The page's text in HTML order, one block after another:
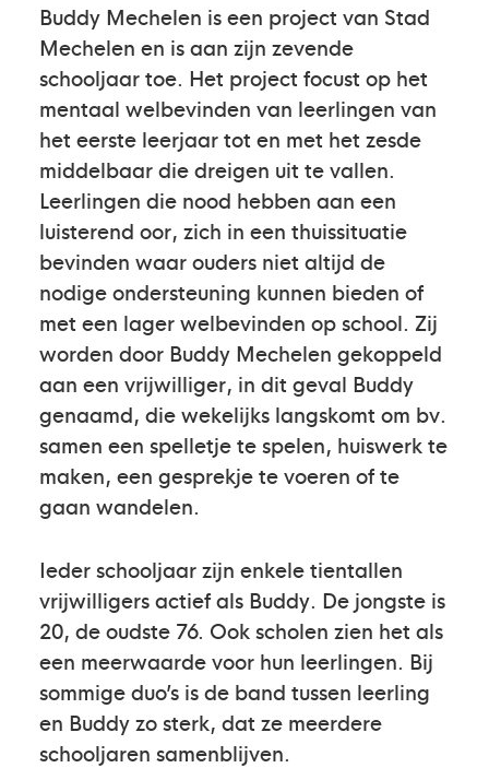
Buddy Mechelen is een project van Stad
Mechelen en is aan zijn zevende
schooljaar toe. Het project focust op het
mentaal welbevinden van leerlingen van
het eerste leerjaar tot en met het zesde
middelbaar die dreigen uit te vallen.
Leerlingen die nood hebben aan een
luisterend oor, zich in een thuissituatie
bevinden waar ouders niet altijd de
nodige ondersteuning kunnen bieden of
met een lager welbevinden op school. Zij
worden door Buddy Mechelen gekoppeld
aan een vrijwilliger, in dit geval Buddy
genaamd, die wekelijks langskomt om bv.
samen een spelletje te spelen, huiswerk te
maken, een gesprekje te voeren of te
gaan wandelen.
Ieder schooljaar zijn enkele tientallen
vrijwilligers actief als Buddy. De jongste is
20, de oudste 76. Ook scholen zien het als
een meerwaarde voor hun leerlingen. Bij
sommige duo’s is de band tussen leerling
en Buddy zo sterk, dat ze meerdere
schooljaren samenblijven.